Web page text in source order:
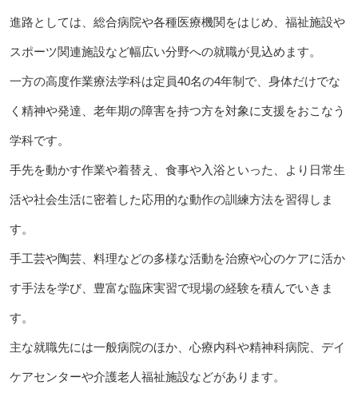
進路としては、総合病院や各種医療機関をはじめ、福祉施設や
スポーツ関連施設など幅広い分野への就職が見込めます。
一方の高度作業療法学科は定員40名の4年制で、身体だけでな
く精神や発達、老年期の障害を持つ方を対象に支援をおこなう
学科です。
手先を動かす作業や着替え、食事や入浴といった、より日常生
活や社会生活に密着した応用的な動作の訓練方法を習得しま
す。
手工芸や陶芸、料理などの多様な活動を治療や心のケアに活か
す手法を学び、豊富な臨床実習で現場の経験を積んでいきま
す。
主な就職先には一般病院のほか、心療内科や精神科病院、デイ
ケアセンターや介護老人福祉施設などがあります。